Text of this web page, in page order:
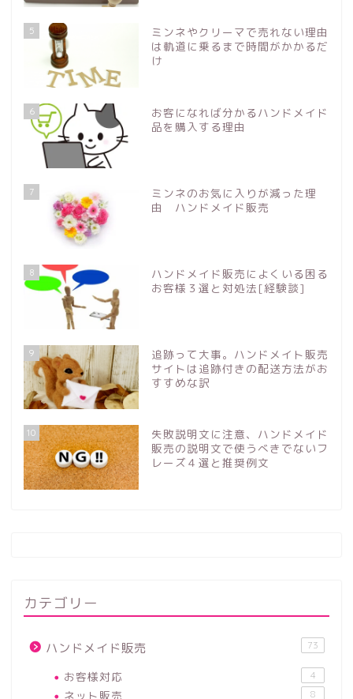
5
ミンネやクリーマで売れない理由
は軌道に乗るまで時間がかかるだ
け
6
お客になれば分かるハンドメイド
品を購入する理由
7
ミンネのお気に入りが減った理
由 ハンドメイド販売
8
ハンドメイド販売によくいる困る
お客様３選と対処法[経験談]
9
追跡って大事。ハンドメイト販売
サイトは追跡付きの配送方法がお
すすめな訳
10
失敗説明文に注意、ハンドメイド
販売の説明文で使うべきでないフ
レーズ４選と推奨例文
カテゴリー
ハンドメイド販売 73
お客様対応 4
ネット販売 8